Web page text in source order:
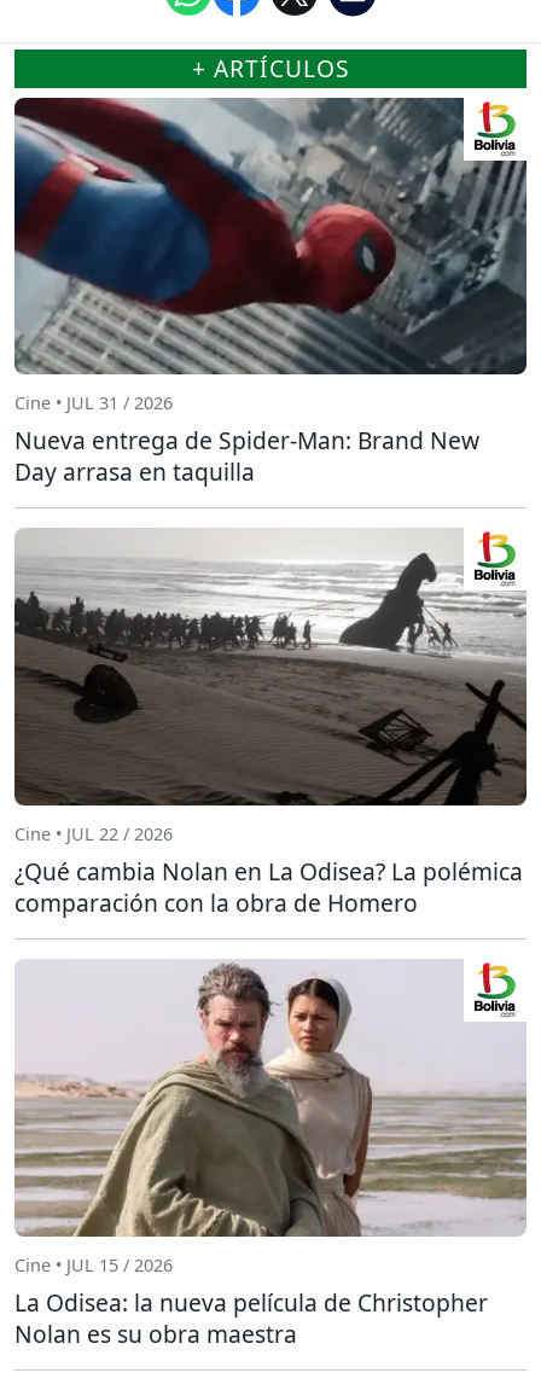
+ ARTÍCULOS
Cine • JUL 31 / 2026
Nueva entrega de Spider-Man: Brand New
Day arrasa en taquilla
Cine • JUL 22 / 2026
¿Qué cambia Nolan en La Odisea? La polémica
comparación con la obra de Homero
Cine • JUL 15 / 2026
La Odisea: la nueva película de Christopher
Nolan es su obra maestra